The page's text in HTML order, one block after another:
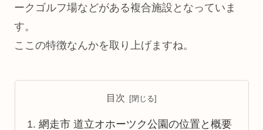
ークゴルフ場などがある複合施設となっていま
す。
ここの特徴なんかを取り上げますね。
目次
網走市 道立オホーツク公園の位置と概要